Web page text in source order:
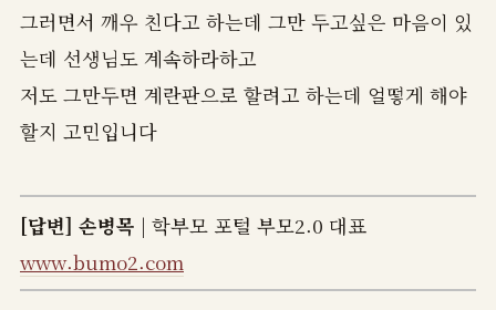
그러면서 깨우 친다고 하는데 그만 두고싶은 마음이 있
는데 선생님도 계속하라하고
저도 그만두면 계란판으로 할려고 하는데 얼떻게 해야
할지 고민입니다
[답변] 손병목 | 학부모 포털 부모2.0 대표
www.bumo2.com